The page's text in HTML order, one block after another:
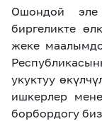
Ошондой
биргеликте
жеке
укуктуу
ишкерлер
борбордогу